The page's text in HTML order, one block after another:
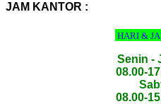
JAM KANTOR :
HARI &
Senin -
08.00-
08.00-